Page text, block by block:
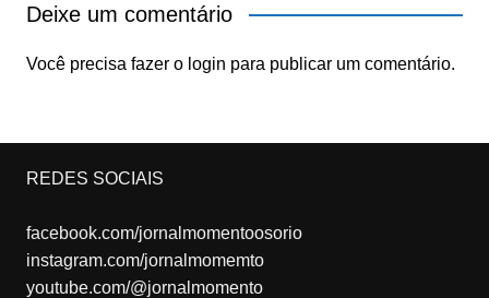
Deixe um comentário
Você precisa fazer o login para publicar um comentário.
REDES SOCIAIS
facebook.com/jornalmomentoosorio
instagram.com/jornalmomemto
youtube.com/@jornalmomento